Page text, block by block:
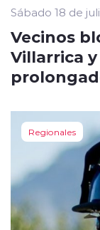
Sábado 18 de
Vecinos
Villarrica
Regionales